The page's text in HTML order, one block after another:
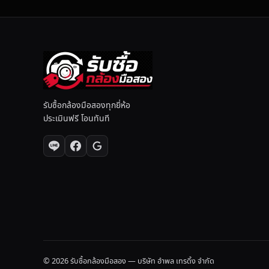
รับซื้อกล้องมือสองทุกยี่ห้อ
ประเมินฟรี โอนทันที
© 2026 รับซื้อกล้องมือสอง — บริษัท อำพล เทรดิ้ง จำกัด